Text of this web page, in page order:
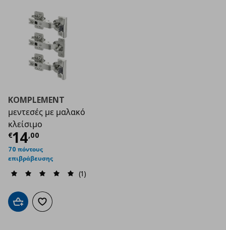
KOMPLEMENT
μεντεσές με μαλακό
κλείσιμο
€14,00
Τρέχουσα τιμή
70 πόντους
επιβράβευσης
(1)
Προσθήκη στο καλάθι
Προσθήκη στα αγαπημένα